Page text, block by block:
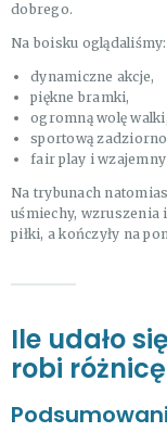
dobrego.
Na boisku oglądaliśmy:
dynamiczne akcje,
piękne bramki,
ogromną wolę walki,
sportową
fair play i wzajemny
Na trybunach
uśmiechy, wzruszenia
piłki, a kończyły na
Ile udało
robi różnicę